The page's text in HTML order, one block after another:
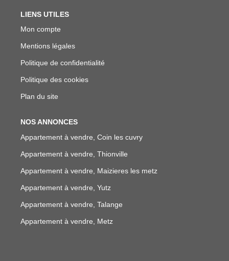
LIENS UTILES
Mon compte
Mentions légales
Politique de confidentialité
Politique des cookies
Plan du site
NOS ANNONCES
Appartement à vendre, Coin les cuvry
Appartement à vendre, Thionville
Appartement à vendre, Maizieres les metz
Appartement à vendre, Yutz
Appartement à vendre, Talange
Appartement à vendre, Metz